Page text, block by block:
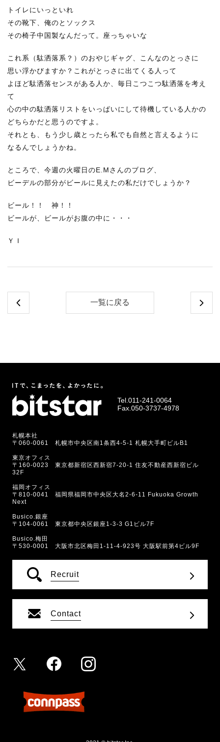
トイレにいっといれ
その靴下、俺のとソックス
その椅子中国製なんだって。座っちゃいな
これ系（駄洒落系？）のおやじギャグ、こんなのとっさに
思い浮かびますか？これがとっさに出てくる人って
よほど駄洒落センスがある人か、毎日こつこつ駄洒落を考え
て
心の中の駄洒落リストをいっぱいにして待機している人かの
どちらかだと思うのですよ。
それとも、もう少し歳とったら私でも自然と言えるように
なるんでしょうかね。
ところで、今週の火曜日のE.Mさんのブログ、
ビーデルの部分がビールに見えたの私だけでしょうか？
ビール！！ 神！！
ビールが、ビールがお腹の中に・・・
ＹＩ
一覧に戻る
Tel.011-241-0064
Fax.050-3737-4978
札幌本社
〒060-0061 札幌市中央区南1条西4-5-1 札幌大手町ビルB1
東京オフィス
〒160-0023 東京都新宿区西新宿7-20-1 住友不動産西新宿ビル
32F
福岡オフィス
〒810-0041 福岡県福岡市中央区大名2-6-11 Fukuoka Growth
Next
Busico.銀座
〒104-0061 東京都中央区銀座1-3-3 G1ビル7F
Busico.梅田
〒530-0001 大阪市北区梅田1-11-4-923号 大阪駅前第4ビル9F
Recruit
Contact